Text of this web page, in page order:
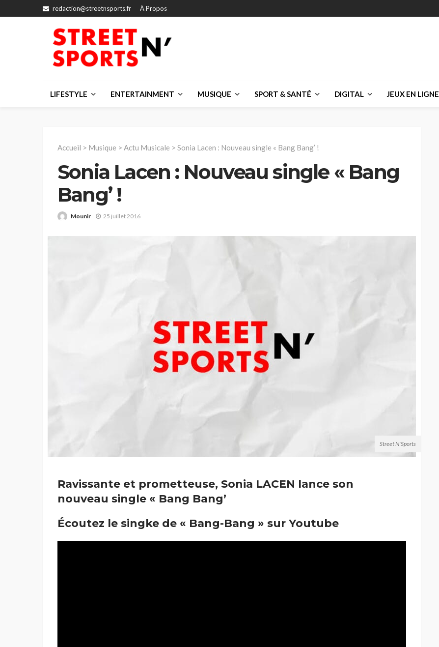
redaction@streetnsports.fr À Propos
LIFESTYLE ENTERTAINMENT MUSIQUE SPORT & SANTÉ DIGITAL JEUX EN LIGNE
Accueil > Musique > Actu Musicale > Sonia Lacen : Nouveau single « Bang Bang’ !
Sonia Lacen : Nouveau single « Bang
Bang’ !
Mounir 25 juillet 2016
Street N'Sports
Ravissante et prometteuse, Sonia LACEN lance son
nouveau single « Bang Bang’
Écoutez le singke de « Bang-Bang » sur Youtube